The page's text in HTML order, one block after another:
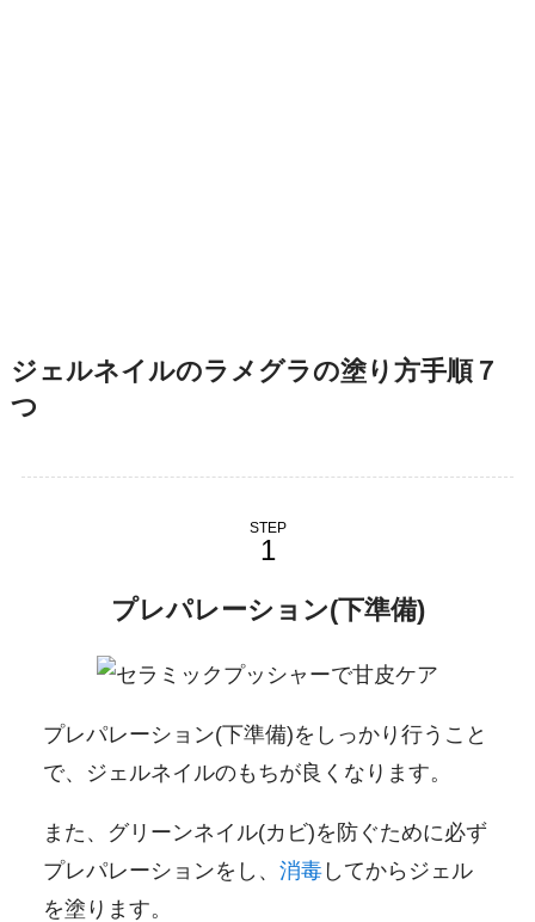
ジェルネイルのラメグラの塗り方手順７
つ
STEP
プレパレーション(下準備)
プレパレーション(下準備)をしっかり行うこと
で、ジェルネイルのもちが良くなります。
また、グリーンネイル(カビ)を防ぐために必ず
プレパレーションをし、 消毒してからジェル
を塗ります。